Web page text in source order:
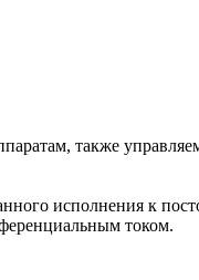
также
исполнения к
током.